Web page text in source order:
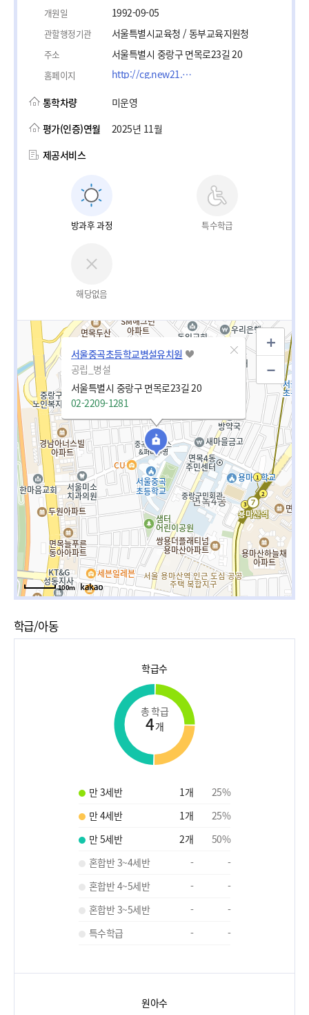
개원일 1992-09-05
관할행정기관 서울특별시교육청 / 동부교육지원청
주소 서울특별시 중랑구 면목로23길 20
홈페이지 http://cg.new21.net
통학차량
미운영
평가(인증)연월
2025년 11월
제공서비스
방과후 과정 특수학급
해당없음
서울중곡초등학교병설유치원
공립_병설
서울특별시 중랑구 면목로23길 20
02-2209-1281
100m
학급/아동
학급수
총 학급
4개
만 3세반 1개 25%
만 4세반
1개 25%
만 5세반
2개 50%
혼합반 3~4세반
-
-
혼합반 4~5세반
-
-
혼합반 3~5세반
-
-
특수학급
- -
원아수